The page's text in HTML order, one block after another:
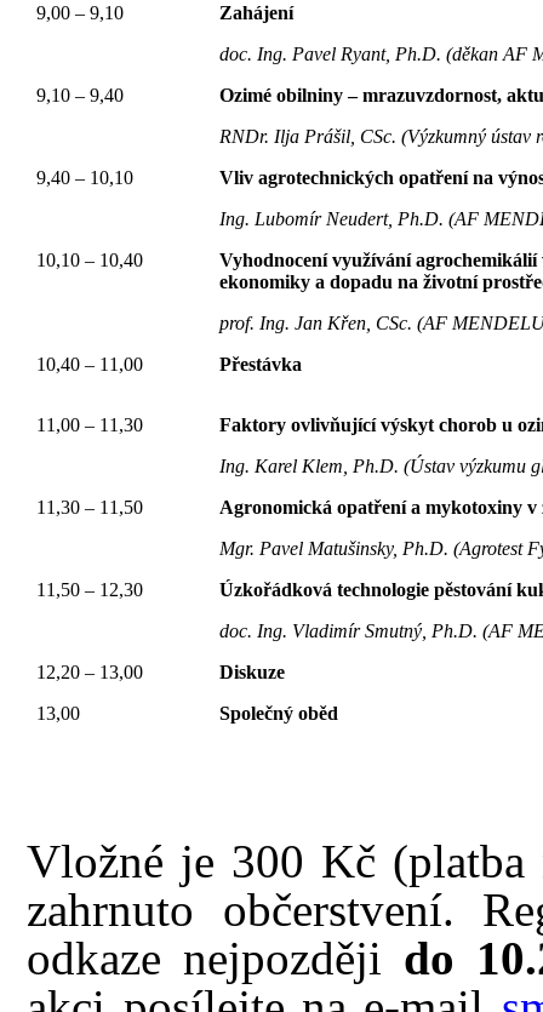
9,00 – 9,10
Zahájení
doc. Ing. Pavel Ryant, Ph.D. (děkan AF
9,10 – 9,40
Ozimé obilniny – mrazuvzdornost,
RNDr. Ilja Prášil, CSc. (Výzkumný ústav
9,40 – 10,10
Vliv agrotechnických opatření na
Ing. Lubomír Neudert, Ph.D. (AF
10,10 – 10,40
Vyhodnocení využívání
ekonomiky a dopadu na životní
prof. Ing. Jan Křen, CSc. (AF
10,40 – 11,00
Přestávka
11,00 – 11,30
Faktory ovlivňující výskyt chorob u
Ing. Karel Klem, Ph.D. (Ústav výzkumu
11,30 – 11,50
Agronomická opatření a mykotoxiny
Mgr. Pavel Matušinsky, Ph.D. (Agrotest
11,50 – 12,30
Úzkořádková technologie pěstování
doc. Ing. Vladimír Smutný, Ph.D. (AF
12,20 – 13,00
Diskuze
13,00
Společný oběd
Vložné je 300 Kč (platba
zahrnuto občerstvení.
odkaze nejpozději do